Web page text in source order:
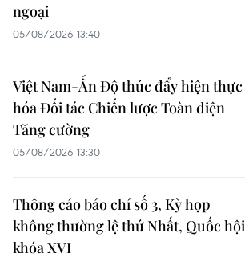
ngoại
05/08/2026 13:40
Việt Nam-Ấn Độ thúc đẩy hiện thực
hóa Đối tác Chiến lược Toàn diện
Tăng cường
05/08/2026 13:30
Thông cáo báo chí số 3, Kỳ họp
không thường lệ thứ Nhất, Quốc hội
khóa XVI